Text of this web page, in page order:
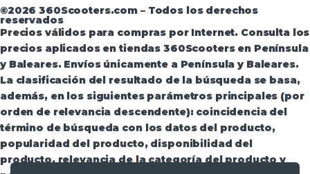
©2026 360Scooters.com – Todos los derechos
reservados
Precios válidos para compras por Internet. Consulta los
precios aplicados en tiendas 360Scooters en Península
y Baleares. Envíos únicamente a Península y Baleares.
La clasificación del resultado de la búsqueda se basa,
además, en los siguientes parámetros principales (por
orden de relevancia descendente): coincidencia del
término de búsqueda con los datos del producto,
popularidad del producto, disponibilidad del
producto, relevancia de la categoría del producto y